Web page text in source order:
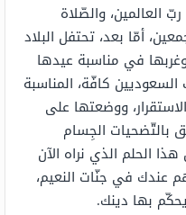
العالمين، والصّلاة
أمّا بعد، تحتفل البلاد
في مناسبة عيدها
كافّة، المناسبة
ووضعتها على
بالتّضحيات الجِسام
الحلم الذي نراه الآن
عندك في جنّات النعيم،
بها دينك.